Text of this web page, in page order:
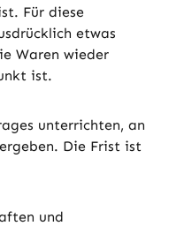
Für diese
etwas
Waren wieder
ist.
unterrichten, an
Die Frist ist
und